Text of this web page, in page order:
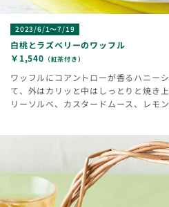
2023/6/1～7/19
白桃とラズベリーのワッフル
￥1,540 （紅茶付き）
ワッフルにコアントローが香るハニー
て、外はカリッと中はしっとりと焼き
リーソルベ、カスタードムース、レモ